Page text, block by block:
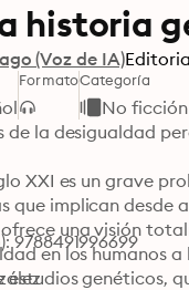
historia
(Voz de IA)
FormatoCategoría
No ficción
de la desigualdad
XXI es un grave
implican desde
una visión
en los humanos
estudios genéticos,